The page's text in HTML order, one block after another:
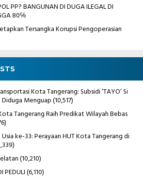
PP? BANGUNAN DI DUGA ILEGAL DI
80℅
Tersangka Korupsi Pengoperasian
Kota Tangerang: Subsidi ‘TAYO’ Si
Menguap(10,517)
Tangerang Raih Predikat Wilayah Bebas
ke-33: Perayaan HUT Kota Tangerang di
(10,210)
PEDULI(6,110)